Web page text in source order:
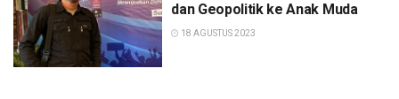
dan Geopolitik ke Anak Muda
18 AGUSTUS 2023